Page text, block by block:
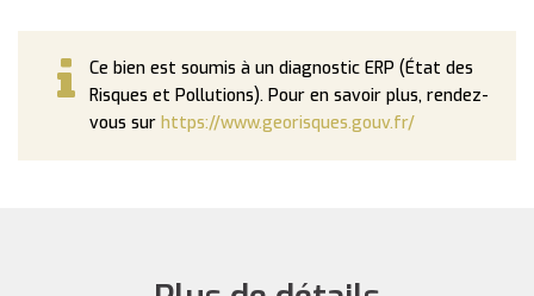
Ce bien est soumis à un diagnostic ERP (État des
Risques et Pollutions). Pour en savoir plus, rendez-
vous sur https://www.georisques.gouv.fr/